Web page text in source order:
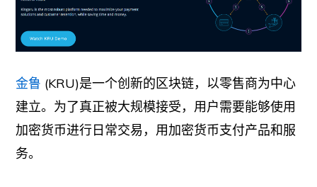
金鲁 (KRU)是一个创新的区块链，以零售商为中心
建立。为了真正被大规模接受，用户需要能够使用
加密货币进行日常交易，用加密货币支付产品和服
务。